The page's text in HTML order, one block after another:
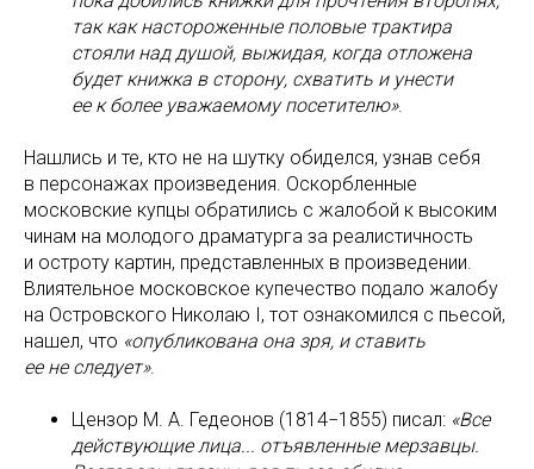
так как настороженные половые трактира
стояли над душой, выжидая, когда отложена
будет книжка в сторону, схватить и унести
ее к более уважаемому посетителю».
Нашлись и те, кто не на шутку обиделся, узнав себя
в персонажах произведения. Оскорбленные
московские купцы обратились с жалобой к высоким
чинам на молодого драматурга за реалистичность
и остроту картин, представленных в произведении.
Влиятельное московское купечество подало жалобу
на Островского Николаю I, тот ознакомился с пьесой,
нашел, что «опубликована она зря, и ставить
ее не следует».
Цензор М. А. Гедеонов (1814−1855) писал: «Все
действующие лица... отъявленные мерзавцы.